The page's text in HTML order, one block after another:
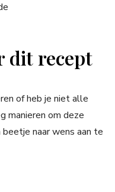
dit recept
of heb je niet alle
manieren om deze
naar wens aan te